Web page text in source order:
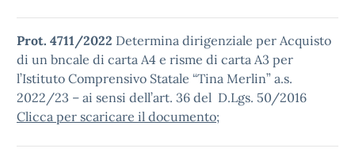
Prot. 4711/2022 Determina dirigenziale per Acquisto
di un bncale di carta A4 e risme di carta A3 per
l’Istituto Comprensivo Statale “Tina Merlin” a.s.
2022/23 – ai sensi dell’art. 36 del D.Lgs. 50/2016
Clicca per scaricare il documento;